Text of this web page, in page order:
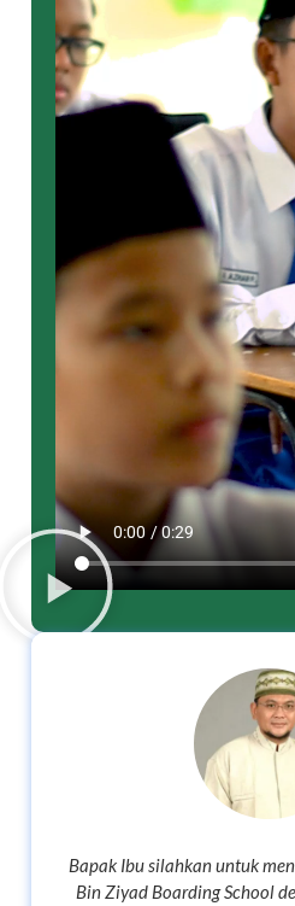
Bapak Ibu silahkan untuk
Bin Ziyad Boarding School